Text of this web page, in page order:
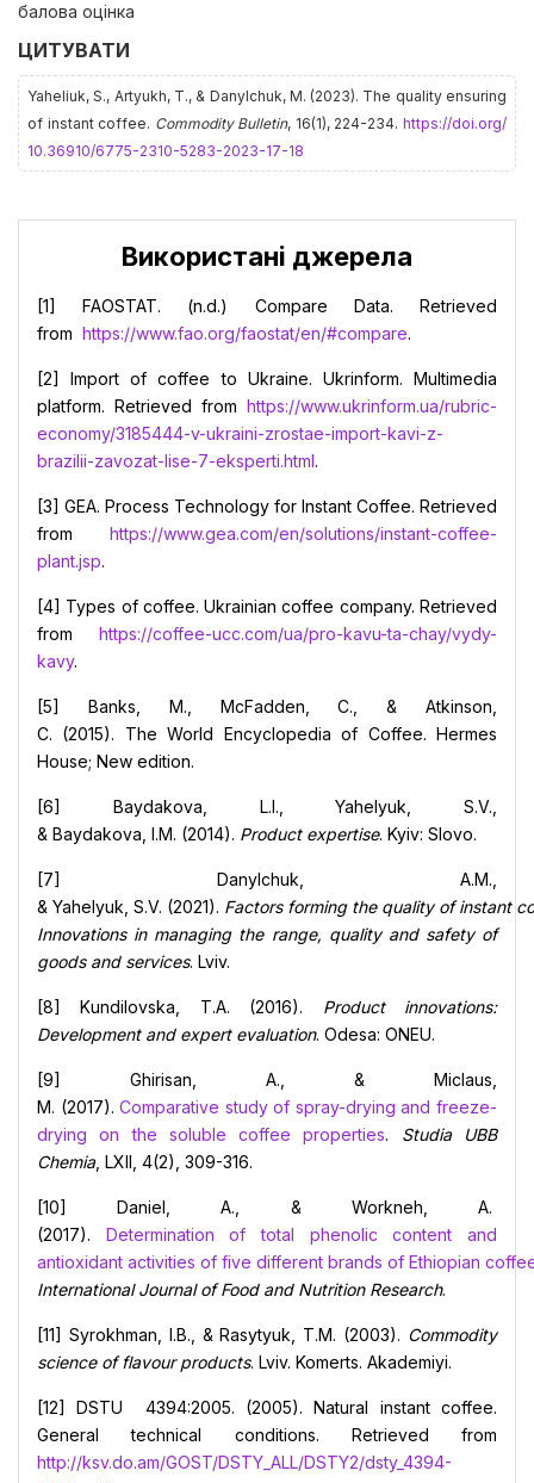
балова оцінка
ЦИТУВАТИ
Yaheliuk, S., Artyukh, T., & Danylchuk, M. (2023). The quality ensuring
of instant coffee. Commodity Bulletin, 16(1), 224-234.https://doi.org/
10.36910/6775-2310-5283-2023-17-18
Використані джерела
[1] FAOSTAT. (n.d.) Compare Data. Retrieved
from https://www.fao.org/faostat/en/#compare.
[2] Import of coffee to Ukraine. Ukrinform. Multimedia
platform. Retrieved from https://www.ukrinform.ua/rubric-
economy/3185444-v-ukraini-zrostae-import-kavi-z-
brazilii-zavozat-lise-7-eksperti.html.
[3] GEA. Process Technology for Instant Coffee. Retrieved
from https://www.gea.com/en/solutions/instant-coffee-
plant.jsp.
[4] Types of coffee. Ukrainian coffee company. Retrieved
from https://coffee-ucc.com/ua/pro-kavu-ta-chay/vydy-
kavy.
[5] Banks, M., McFadden, C., & Atkinson,
C. (2015). The World Encyclopedia of Coffee. Hermes
House; New edition.
[6] Baydakova, L.I., Yahelyuk, S.V.,
& Baydakova, I.M. (2014). Product expertise. Kyiv: Slovo.
[7] Danylchuk, A.M.,
& Yahelyuk, S.V. (2021). Factors forming the quality of instant
Innovations in managing the range, quality and safety of
goods and services. Lviv.
[8] Kundilovska, T.A. (2016). Product innovations:
Development and expert evaluation. Odesa: ONEU.
[9] Ghirisan, A., & Miclaus,
M. (2017).Comparative study of spray-drying and freeze-
drying on the soluble coffee properties. Studia UBB
Chemia, LXII, 4(2), 309-316.
[10] Daniel, A., & Workneh, A.
(2017). Determination of total phenolic content and
antioxidant activities of five different brands of Ethiopian
International Journal of Food and Nutrition Research.
[11] Syrokhman, I.B., & Rasytyuk, T.M. (2003). Commodity
science of flavour products. Lviv. Komerts. Akademiyi.
[12] DSTU 4394:2005. (2005). Natural instant coffee.
General technical conditions. Retrieved from
http://ksv.do.am/GOST/DSTY_ALL/DSTY2/dsty_4394-